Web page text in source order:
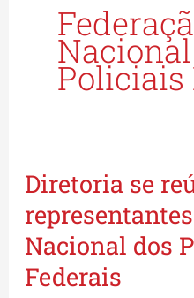
Policiais
Diretoria se
Nacional dos
Federais
Diretoria
se
reúne
com
representantes